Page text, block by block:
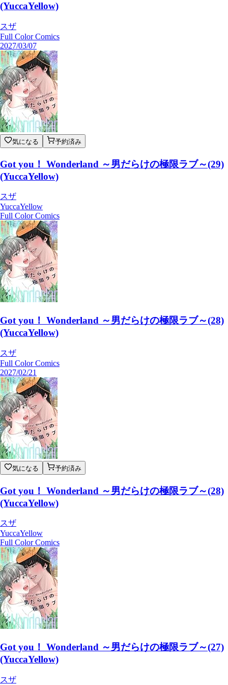
(YuccaYellow)
スザ
Full Color Comics
2027/03/07
気になる 予約済み
Got you！ Wonderland ～男だらけの極限ラブ～(29)
(YuccaYellow)
スザ
YuccaYellow
Full Color Comics
Got you！ Wonderland ～男だらけの極限ラブ～(28)
(YuccaYellow)
スザ
Full Color Comics
2027/02/21
気になる 予約済み
Got you！ Wonderland ～男だらけの極限ラブ～(28)
(YuccaYellow)
スザ
YuccaYellow
Full Color Comics
Got you！ Wonderland ～男だらけの極限ラブ～(27)
(YuccaYellow)
スザ